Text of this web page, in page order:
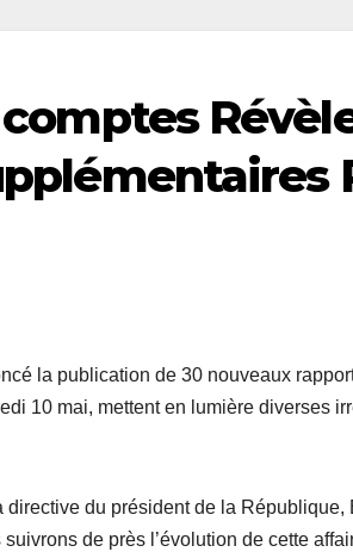
la publication de 30 nouveaux
10 mai, mettent en lumière diverses
directive du président de la
de près l’évolution de cette